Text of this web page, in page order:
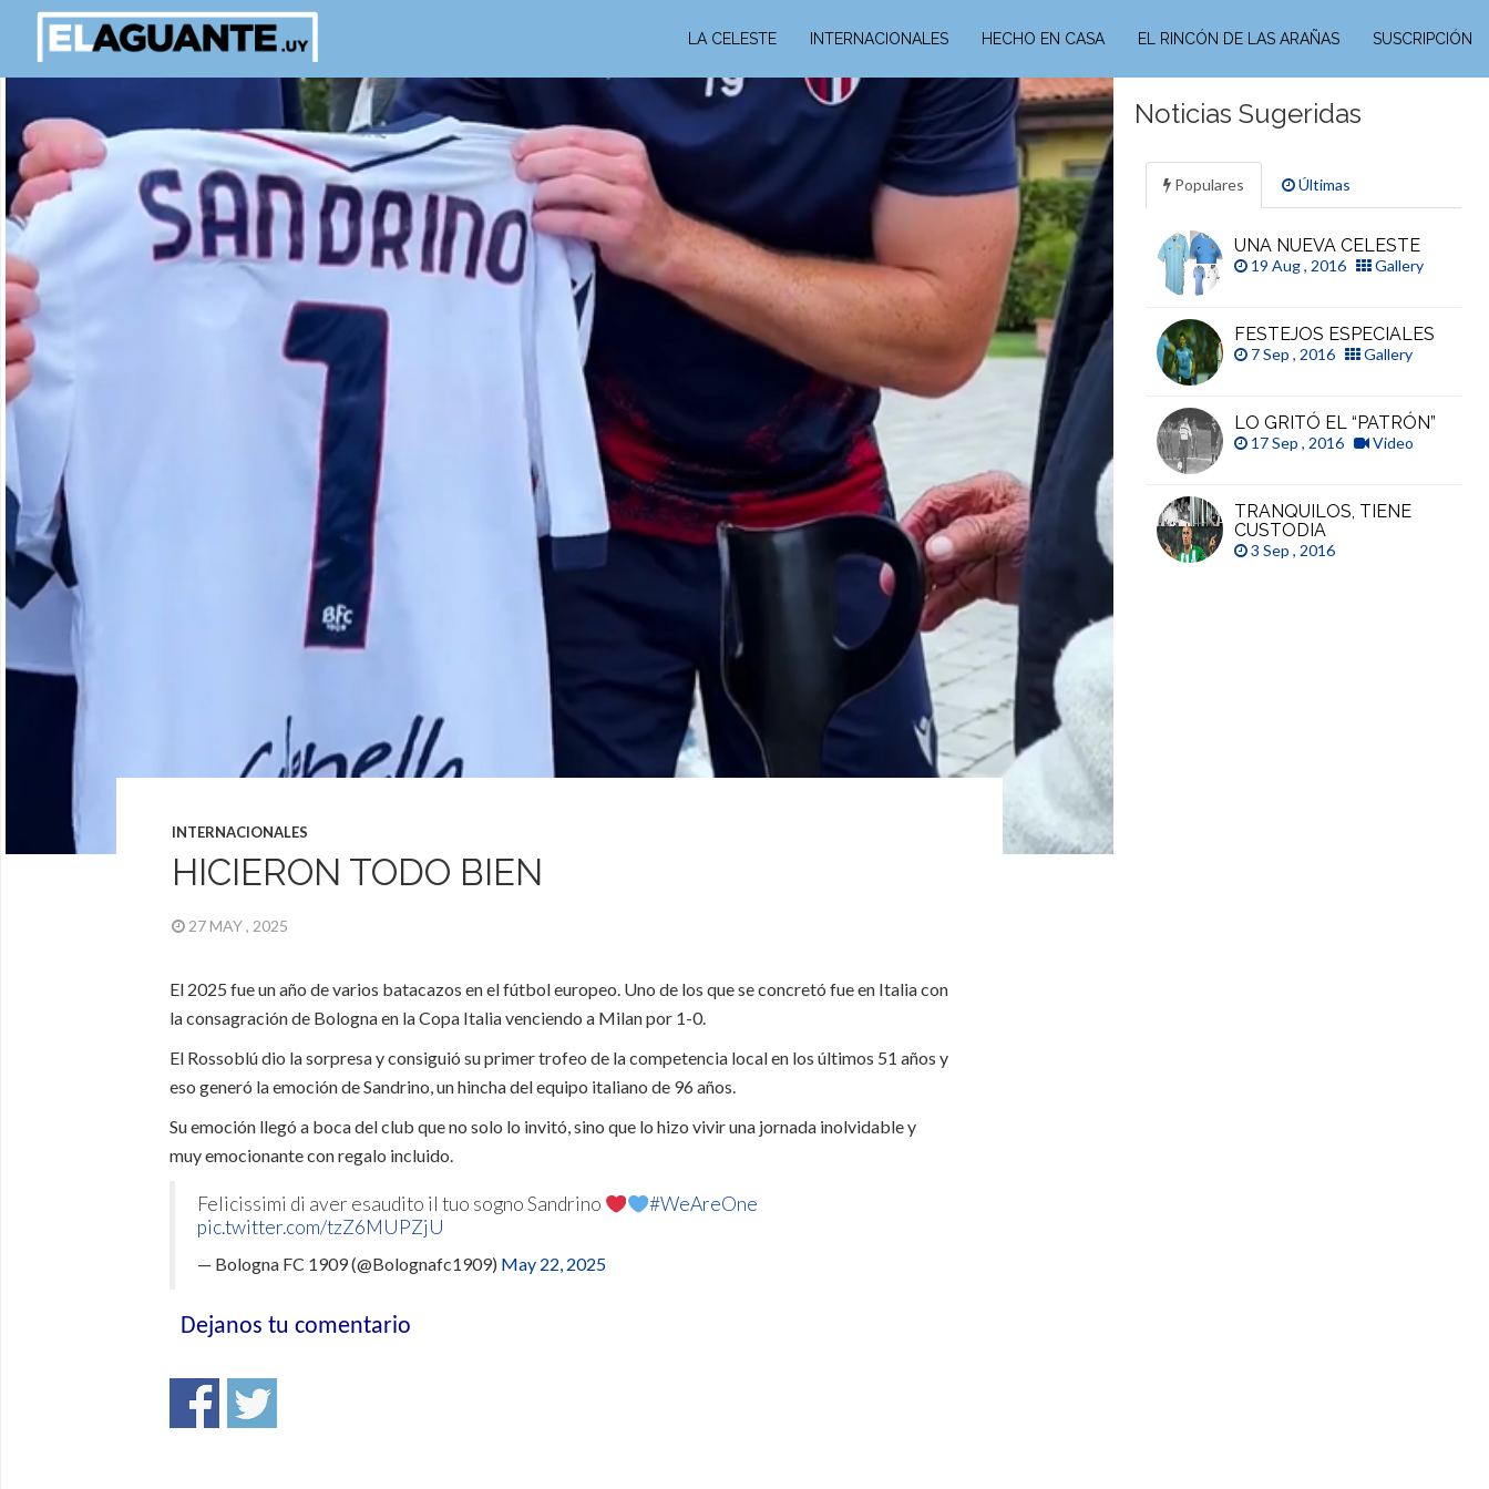
LA CELESTE INTERNACIONALES HECHO EN CASA EL RINCÓN DE LAS ARAÑAS SUSCRIPCIÓN
INTERNACIONALES
HICIERON TODO BIEN
27 MAY , 2025
El 2025 fue un año de varios batacazos en el fútbol europeo. Uno de los que se concretó fue en Italia con
la consagración de Bologna en la Copa Italia venciendo a Milan por 1-0.
El Rossoblú dio la sorpresa y consiguió su primer trofeo de la competencia local en los últimos 51 años y
eso generó la emoción de Sandrino, un hincha del equipo italiano de 96 años.
Su emoción llegó a boca del club que no solo lo invitó, sino que lo hizo vivir una jornada inolvidable y
muy emocionante con regalo incluido.
Felicissimi di aver esaudito il tuo sogno Sandrino
#WeAreOne
pic.twitter.com/tzZ6MUPZjU
— Bologna FC 1909 (@Bolognafc1909) May 22, 2025
Dejanos tu comentario
Noticias Sugeridas
Populares Últimas
UNA NUEVA CELESTE
19 Aug , 2016 Gallery
FESTEJOS ESPECIALES
7 Sep , 2016 Gallery
LO GRITÓ EL “PATRÓN”
17 Sep , 2016 Video
TRANQUILOS, TIENE
CUSTODIA
3 Sep , 2016